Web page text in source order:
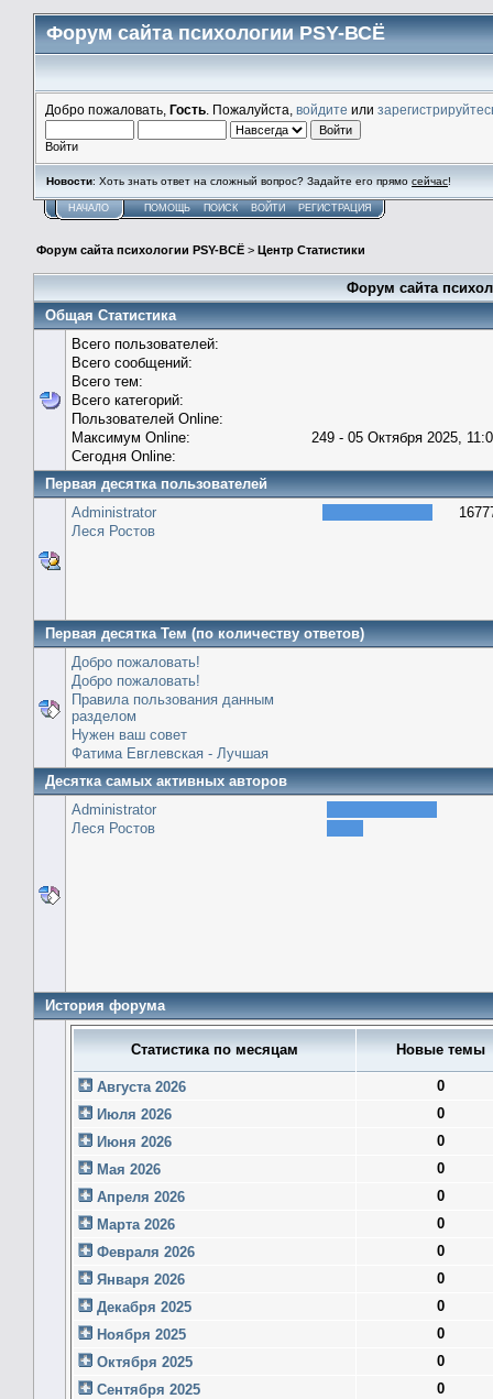
Форум сайта психологии PSY-ВСЁ
Добро пожаловать, Гость . Пожалуйста, войдите или
Войти
Новости: Хоть знать ответ на сложный вопрос? Задайте его прямо сейчас!
НАЧАЛО ПОМОЩЬ ПОИСК ВОЙТИ РЕГИСТРАЦИЯ
Форум сайта психологии PSY-ВСЁ > Центр Статистики
Форум сайта
Общая Статистика
Всего пользователей:
Всего сообщений:
Всего тем:
Всего категорий:
Пользователей Online:
Максимум Online:
249 - 05 Октября 2025,
Сегодня Online:
Первая десятка пользователей
Administrator
Леся Ростов
Первая десятка Тем (по количеству ответов)
Добро пожаловать!
Добро пожаловать!
Правила пользования данным
разделом
Нужен ваш совет
Фатима Евглевская - Лучшая
Десятка самых активных авторов
Administrator
Леся Ростов
История форума
Статистика по месяцам Новые темы
Августа 2026
0
Июля 2026
0
Июня 2026
0
Мая 2026
0
Апреля 2026
0
Марта 2026
0
Февраля 2026
0
Января 2026
0
Декабря 2025
0
Ноября 2025
0
Октября 2025
0
Сентября 2025
0